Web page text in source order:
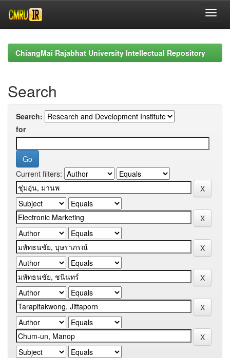
navigationChiangMai Rajabhat University Intellectual Repository
Search
Search:
for
Current filters: